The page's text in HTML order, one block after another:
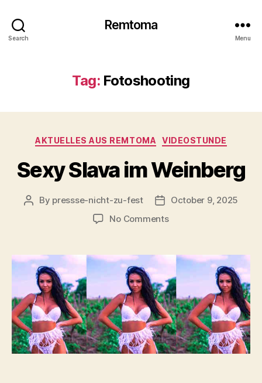
Search
Remtoma
Menu
Tag: Fotoshooting
Categories
AKTUELLES AUS REMTOMA VIDEOSTUNDE
Sexy Slava im Weinberg
Post
By pressse-nicht-zu-fest
PostOctober 9, 2025
No Commentson
im
Weinberg